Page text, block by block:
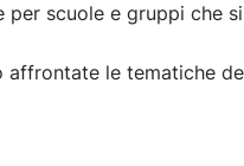
scuole e gruppi che
affrontate le tematiche